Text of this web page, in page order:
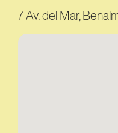
7 Av. del Mar,